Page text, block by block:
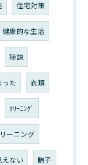
住宅対策
健康的な生活
秘訣
った 衣類
ｸﾘｰﾆﾝｸﾞ
ーニング
えない 胞子